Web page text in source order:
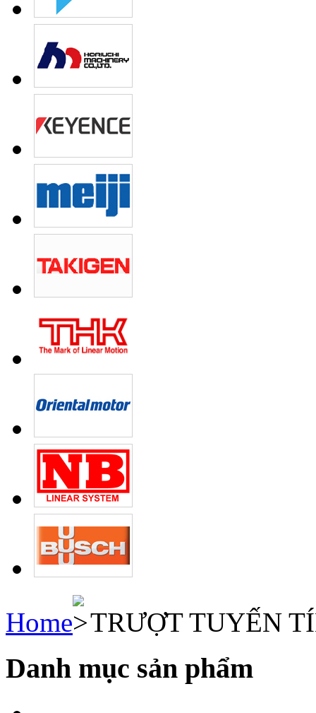
Home TRƯỢT TUYẾN
Danh mục sản phẩm